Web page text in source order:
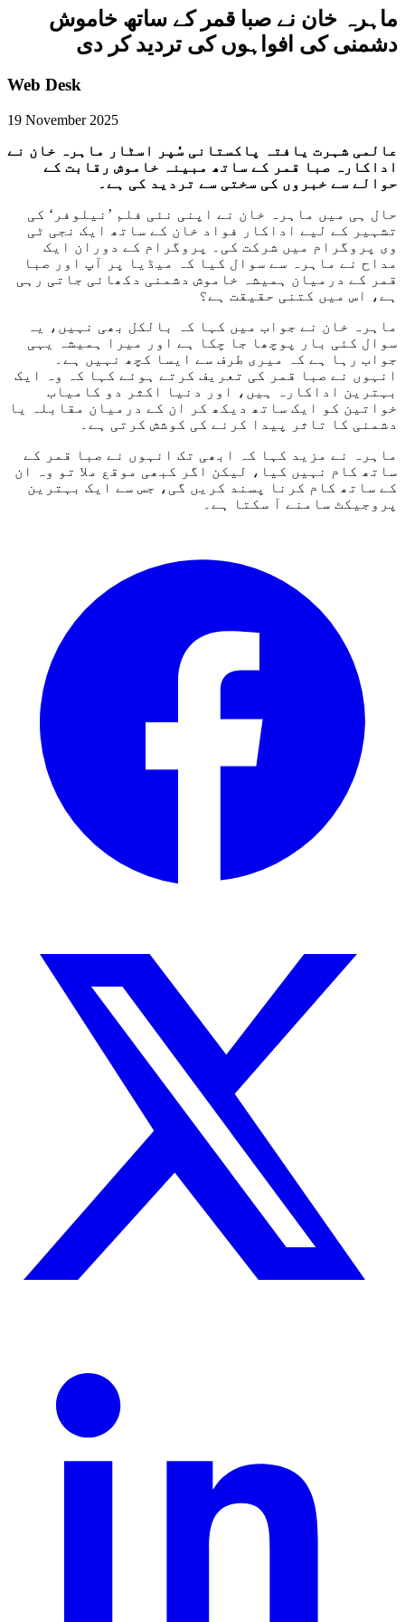
ماہرہ خان نے صبا قمر کے ساتھ خاموش
دشمنی کی افواہوں کی تردید کر دی
Web Desk
19 November 2025
عالمی شہرت یافتہ پاکستانی سُپر اسٹار ماہرہ خان نے
اداکارہ صبا قمر کے ساتھ مبینہ خاموش رقابت کے
حوالے سے خبروں کی سختی سے تردید کی ہے۔
حال ہی میں ماہرہ خان نے اپنی نئی فلم ’نیلوفر‘ کی
تشہیر کے لیے اداکار فواد خان کے ساتھ ایک نجی ٹی
وی پروگرام میں شرکت کی۔ پروگرام کے دوران ایک
مداح نے ماہرہ سے سوال کیا کہ میڈیا پر آپ اور صبا
قمر کے درمیان ہمیشہ خاموش دشمنی دکھائی جاتی رہی
ہے، اس میں کتنی حقیقت ہے؟
ماہرہ خان نے جواب میں کہا کہ بالکل بھی نہیں، یہ
سوال کئی بار پوچھا جا چکا ہے اور میرا ہمیشہ یہی
جواب رہا ہے کہ میری طرف سے ایسا کچھ نہیں ہے۔
انہوں نے صبا قمر کی تعریف کرتے ہوئے کہا کہ وہ ایک
بہترین اداکارہ ہیں، اور دنیا اکثر دو کامیاب
خواتین کو ایک ساتھ دیکھ کر ان کے درمیان مقابلہ یا
دشمنی کا تاثر پیدا کرنے کی کوشش کرتی ہے۔
ماہرہ نے مزید کہا کہ ابھی تک انہوں نے صبا قمر کے
ساتھ کام نہیں کیا، لیکن اگر کبھی موقع ملا تو وہ ان
کے ساتھ کام کرنا پسند کریں گی، جس سے ایک بہترین
پروجیکٹ سامنے آ سکتا ہے۔